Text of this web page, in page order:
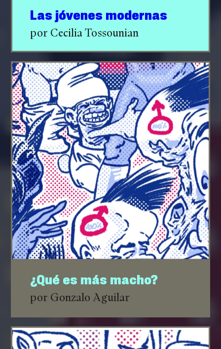
Las jóvenes modernas
por Cecilia Tossounian
¿Qué es más macho?
por Gonzalo Aguilar